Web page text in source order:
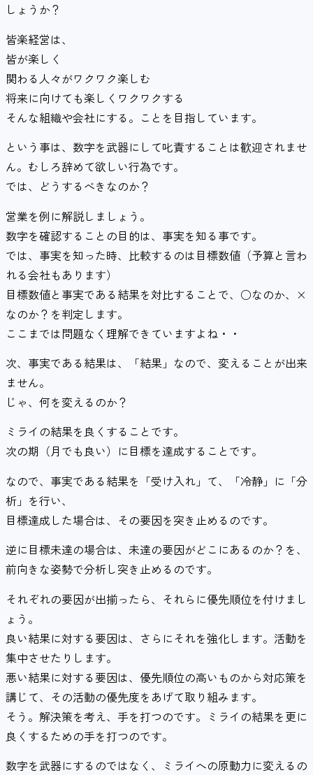
しょうか？
皆楽経営は、
皆が楽しく
関わる人々がワクワク楽しむ
将来に向けても楽しくワクワクする
そんな組織や会社にする。ことを目指しています。
という事は、数字を武器にして叱責することは歓迎されませ
ん。むしろ辞めて欲しい行為です。
では、どうするべきなのか？
営業を例に解説しましょう。
数字を確認することの目的は、事実を知る事です。
では、事実を知った時、比較するのは目標数値（予算と言わ
れる会社もあります）
目標数値と事実である結果を対比することで、○なのか、×
なのか？を判定します。
ここまでは問題なく理解できていますよね・・
次、事実である結果は、「結果」なので、変えることが出来
ません。
じゃ、何を変えるのか？
ミライの結果を良くすることです。
次の期（月でも良い）に目標を達成することです。
なので、事実である結果を「受け入れ」て、「冷静」に「分
析」を行い、
目標達成した場合は、その要因を突き止めるのです。
逆に目標未達の場合は、未達の要因がどこにあるのか？を、
前向きな姿勢で分析し突き止めるのです。
それぞれの要因が出揃ったら、それらに優先順位を付けまし
ょう。
良い結果に対する要因は、さらにそれを強化します。活動を
集中させたりします。
悪い結果に対する要因は、優先順位の高いものから対応策を
講じて、その活動の優先度をあげて取り組みます。
そう。解決策を考え、手を打つのです。ミライの結果を更に
良くするための手を打つのです。
数字を武器にするのではなく、ミライへの原動力に変えるの